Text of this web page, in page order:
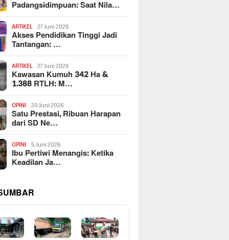
Padangsidimpuan: Saat Nila…
ARTIKEL 27 Juni 2026
Akses Pendidikan Tinggi Jadi
Tantangan: …
ARTIKEL 27 Juni 2026
Kawasan Kumuh 342 Ha &
1.388 RTLH: M…
OPINI 20 Juni 2026
Satu Prestasi, Ribuan Harapan
dari SD Ne…
OPINI 5 Juni 2026
Ibu Pertiwi Menangis: Ketika
Keadilan Ja…